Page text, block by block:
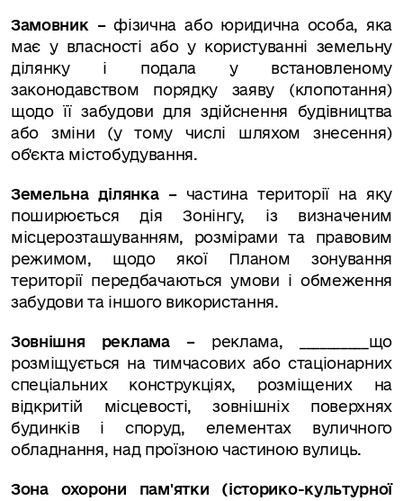
Замовник –фізична або юридична особа, яка
має у власності або у користуванні земельну
ділянку і подала у встановленому
законодавством порядку заяву (клопотання)
щодо її забудови для здійснення будівництва
або зміни (у тому числі шляхом знесення)
об'єкта містобудування.
Земельна ділянка – частина території на яку
поширюється дія Зонінгу, із визначеним
місцерозташуванням, розмірами та правовим
режимом, щодо якої Планом зонування
території передбачаються умови і обмеження
забудови та іншого використання.
Зовнішня реклама – реклама, __________що
розміщується на тимчасових або стаціонарних
спеціальних конструкціях, розміщених на
відкритій місцевості, зовнішніх поверхнях
будинків і споруд, елементах вуличного
обладнання, над проїзною частиною вулиць.
Зона охорони пам'ятки (історико-культурної